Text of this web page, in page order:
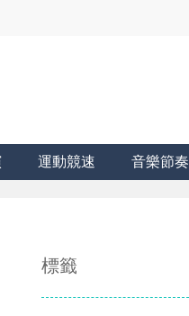
運動競速 音樂節奏
標籤